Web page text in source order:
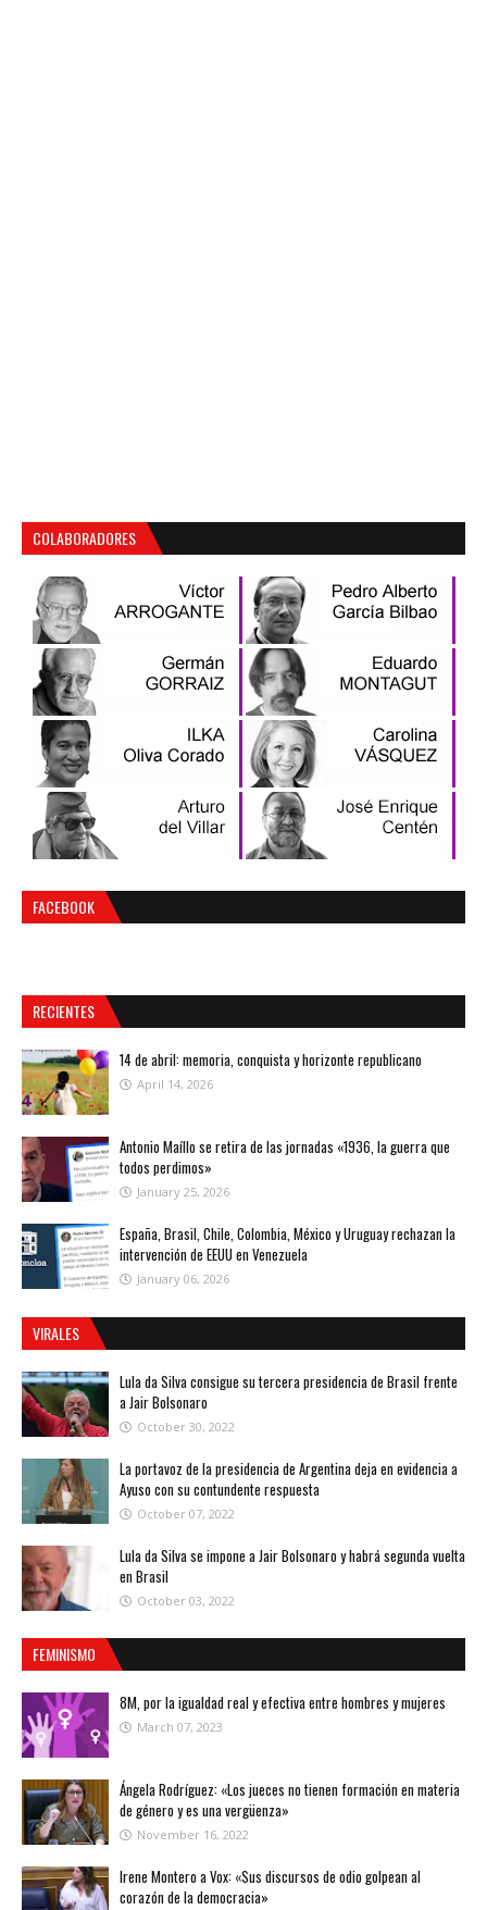
COLABORADORES
FACEBOOK
RECIENTES
14 de abril: memoria, conquista y horizonte republicano
April 14, 2026
Antonio Maíllo se retira de las jornadas «1936, la guerra que
todos perdimos»
January 25, 2026
España, Brasil, Chile, Colombia, México y Uruguay rechazan la
intervención de EEUU en Venezuela
January 06, 2026
VIRALES
Lula da Silva consigue su tercera presidencia de Brasil frente
a Jair Bolsonaro
October 30, 2022
La portavoz de la presidencia de Argentina deja en evidencia a
Ayuso con su contundente respuesta
October 07, 2022
Lula da Silva se impone a Jair Bolsonaro y habrá segunda vuelta
en Brasil
October 03, 2022
FEMINISMO
8M, por la igualdad real y efectiva entre hombres y mujeres
March 07, 2023
Ángela Rodríguez: «Los jueces no tienen formación en materia
de género y es una vergüenza»
November 16, 2022
Irene Montero a Vox: «Sus discursos de odio golpean al
corazón de la democracia»